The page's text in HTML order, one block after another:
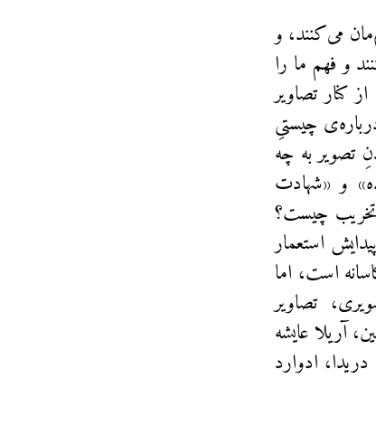
می‌کنند، و
و فهم ما را
کنار تصاویر
چیستیِ
تصویر به چه
و «شهادت
تخریب چیست؟
استعمار
است، اما
تصاویر
آریلا عایشه
ادوارد